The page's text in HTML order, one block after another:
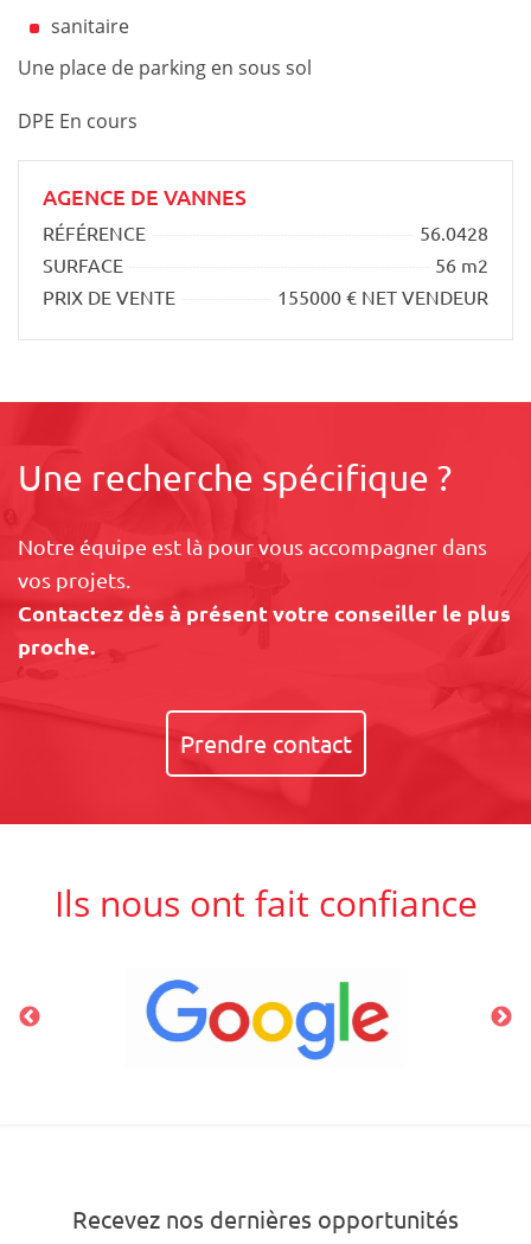
sanitaire
Une place de parking en sous sol
DPE En cours
AGENCE DE VANNES
RÉFÉRENCE
56.0428
SURFACE
56 m2
PRIX DE VENTE
155000 € NET VENDEUR
Une recherche spécifique ?
Notre équipe est là pour vous accompagner dans
vos projets.
Contactez dès à présent votre conseiller le plus
proche.
Prendre contact
Ils nous ont fait confiance
Recevez nos dernières opportunités